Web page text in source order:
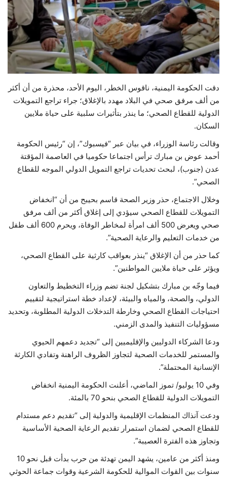
حياة
دقت الحكومة اليمنية، ناقوس الخطر، اليوم الأحد، محذرة من أن أكثر
من ألف مرفق صحي في البلاد مهدد بالإغلاق؛ جراء تراجع التمويلات
الدولية للقطاع الصحي؛ ما ينذر بتأثيرات سلبية على حياة ملايين
السكان.
وقالت رئاسة الوزراء، في بيان عبر “فيسبوك”، إن “رئيس الحكومة
أحمد عوض بن مبارك ترأس اجتماعا حكوميا في العاصمة المؤقتة
عدن (جنوب)، لبحث تحديات تراجع التمويل الدولي الموجه للقطاع
الصحي”.
وخلال الاجتماع، حذر وزير الصحة قاسم بحيبح من أن “انخفاض
التمويلات للقطاع الصحي سيؤدي إلى إغلاق أكثر من ألف مرفق
صحي ويعرض 500 ألف امرأة لمخاطر الوفاة، ويحرم 600 ألف طفل
من خدمات التعليم والرعاية الصحية”.
كما حذر من أن الإغلاق “ينذر بعواقب كارثية على القطاع الصحي،
ويؤثر على حياة ملايين المواطنين”.
فيما وجّه بن مبارك بتشكيل لجنة تضم وزراء التخطيط والتعاون
الدولي، والصحة، والمياه والبيئة، لإعداد خطة استراتيجية لتقييم
احتياجات القطاع الصحي وخارطة التدخلات الدولية المطلوبة، وتحديد
مسؤوليات التنفيذ والمدى الزمني.
ودعا الشركاء الدوليين والإقليميين إلى “تجديد دعمهم الحيوي
والمستمر للخدمات الصحية لتجاوز الظروف الراهنة وتفادي الكارثة
الإنسانية المحتملة”.
وفي 10 يوليو/ تموز الماضي، أعلنت الحكومة اليمنية انخفاض
التمويلات الدولية للقطاع الصحي بنحو 70 بالمئة.
ودعت آنذاك المنظمات الإقليمية والدولية إلى “تقديم دعم مستدام
للقطاع الصحي لضمان استمرار تقديم الرعاية الصحية الأساسية
وتجاوز هذه الفترة العصيبة”.
ومنذ أكثر من عامين، يشهد اليمن تهدئة من حرب بدأت قبل نحو 10
سنوات بين القوات الموالية للحكومة الشرعية وقوات جماعة الحوثي